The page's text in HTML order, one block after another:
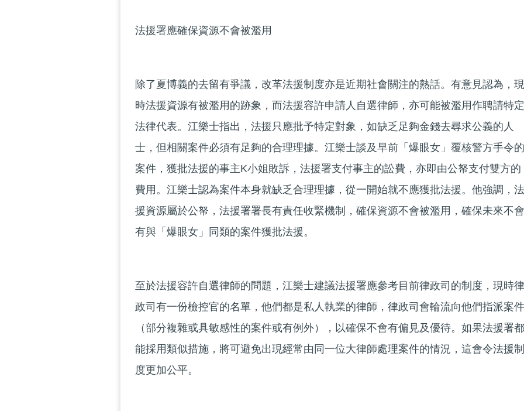
法援署應確保資源不會被濫用
除了夏博義的去留有爭議，改革法援制度亦是近期社會關注的熱話。有意見認為，現
時法援資源有被濫用的跡象，而法援容許申請人自選律師，亦可能被濫用作聘請特定
法律代表。江樂士指出，法援只應批予特定對象，如缺乏足夠金錢去尋求公義的人
士，但相關案件必須有足夠的合理理據。江樂士談及早前「爆眼女」覆核警方手令的
案件，獲批法援的事主K小姐敗訴，法援署支付事主的訟費，亦即由公帑支付雙方的
費用。江樂士認為案件本身就缺乏合理理據，從一開始就不應獲批法援。他強調，法
援資源屬於公帑，法援署署長有責任收緊機制，確保資源不會被濫用，確保未來不會
有與「爆眼女」同類的案件獲批法援。
至於法援容許自選律師的問題，江樂士建議法援署應參考目前律政司的制度，現時律
政司有一份檢控官的名單，他們都是私人執業的律師，律政司會輪流向他們指派案件
（部分複雜或具敏感性的案件或有例外），以確保不會有偏見及優待。如果法援署都
能採用類似措施，將可避免出現經常由同一位大律師處理案件的情況，這會令法援制
度更加公平。